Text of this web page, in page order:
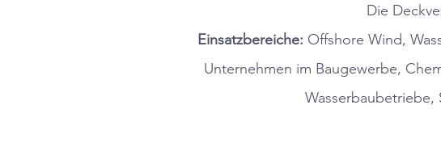
Die
Einsatzbereiche: Offshore Wind,
Unternehmen im Baugewerbe,
Wasserbaubetriebe,